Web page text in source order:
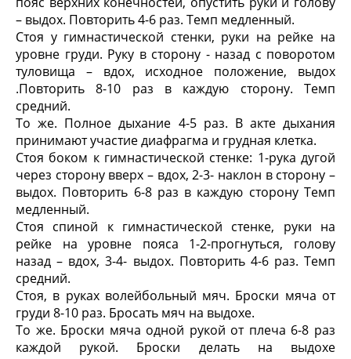
– выдох. Повторить 4-6 раз. Темп медленный.
Стоя у гимнастической стенки, руки на рейке на
уровне груди. Руку в сторону - назад с поворотом
туловища – вдох, исходное положение, выдох
.Повторить 8-10 раз в каждую сторону. Темп
средний.
То же. Полное дыхание 4-5 раз. В акте дыхания
принимают участие диафрагма и грудная клетка.
Стоя боком к гимнастической стенке: 1-рука дугой
через сторону вверх – вдох, 2-3- наклон в сторону –
выдох. Повторить 6-8 раз в каждую сторону Темп
медленный.
Стоя спиной к гимнастической стенке, руки на
рейке на уровне пояса 1-2-прогнуться, голову
назад – вдох, 3-4- выдох. Повторить 4-6 раз. Темп
средний.
Стоя, в руках волейбольный мяч. Броски мяча от
груди 8-10 раз. Бросать мяч на выдохе.
То же. Броски мяча одной рукой от плеча 6-8 раз
каждой рукой. Броски делать на выдохе